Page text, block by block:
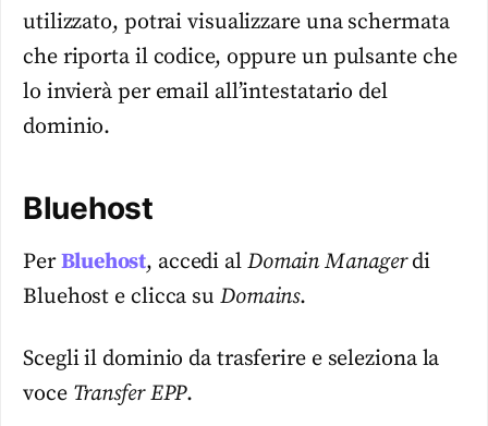
utilizzato, potrai visualizzare una schermata
che riporta il codice, oppure un pulsante che
lo invierà per email all’intestatario del
dominio.
Bluehost
PerBluehost, accedi al Domain Managerdi
Bluehost e clicca su Domains.
Scegli il dominio da trasferire e seleziona la
voce Transfer EPP.